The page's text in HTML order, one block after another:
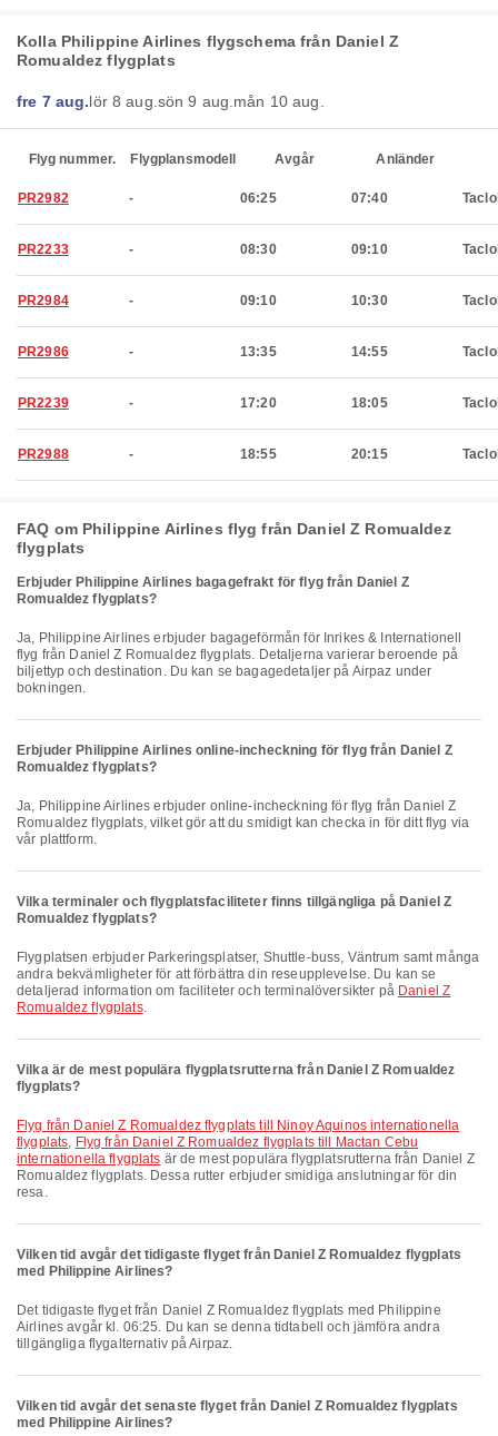
Kolla Philippine Airlines flygschema från Daniel Z
Romualdez flygplats
fre 7 aug.lör 8 aug. sön 9 aug. mån 10 aug.
Flyg nummer. Flygplansmodell Avgår Anländer
PR2982 - 06:25 07:40
PR2233 - 08:30 09:10
PR2984 - 09:10 10:30
PR2986 - 13:35 14:55
PR2239 - 17:20 18:05
PR2988 - 18:55 20:15
FAQ om Philippine Airlines flyg från Daniel Z Romualdez
flygplats
Erbjuder Philippine Airlines bagagefrakt för flyg från Daniel Z
Romualdez flygplats?
Ja, Philippine Airlines erbjuder bagageförmån för Inrikes & Internationell
flyg från Daniel Z Romualdez flygplats. Detaljerna varierar beroende på
biljettyp och destination. Du kan se bagagedetaljer på Airpaz under
bokningen.
Erbjuder Philippine Airlines online-incheckning för flyg från Daniel Z
Romualdez flygplats?
Ja, Philippine Airlines erbjuder online-incheckning för flyg från Daniel Z
Romualdez flygplats, vilket gör att du smidigt kan checka in för ditt flyg via
vår plattform.
Vilka terminaler och flygplatsfaciliteter finns tillgängliga på Daniel Z
Romualdez flygplats?
Flygplatsen erbjuder Parkeringsplatser, Shuttle-buss, Väntrum samt många
andra bekvämligheter för att förbättra din reseupplevelse. Du kan se
detaljerad information om faciliteter och terminalöversikter på Daniel Z
Romualdez flygplats.
Vilka är de mest populära flygplatsrutterna från Daniel Z Romualdez
flygplats?
Flyg från Daniel Z Romualdez flygplats till Ninoy Aquinos internationella
flygplats, Flyg från Daniel Z Romualdez flygplats till Mactan Cebu
internationella flygplats är de mest populära flygplatsrutterna från Daniel Z
Romualdez flygplats. Dessa rutter erbjuder smidiga anslutningar för din
resa.
Vilken tid avgår det tidigaste flyget från Daniel Z Romualdez flygplats
med Philippine Airlines?
Det tidigaste flyget från Daniel Z Romualdez flygplats med Philippine
Airlines avgår kl. 06:25. Du kan se denna tidtabell och jämföra andra
tillgängliga flygalternativ på Airpaz.
Vilken tid avgår det senaste flyget från Daniel Z Romualdez flygplats
med Philippine Airlines?